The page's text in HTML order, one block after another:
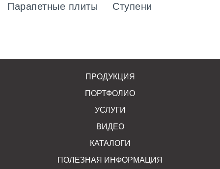
Парапетные плиты Ступени
ПРОДУКЦИЯ
ПОРТФОЛИО
УСЛУГИ
ВИДЕО
КАТАЛОГИ
ПОЛЕЗНАЯ ИНФОРМАЦИЯ